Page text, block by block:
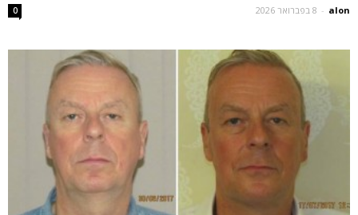
alon
- 8 בפברואר 2026 0